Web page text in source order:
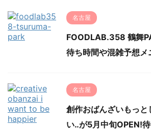
名古屋
FOODLAB.358 鶴舞
待ち時間や混雑予想メ
名古屋
創作おばんざいもっと
い‥が5月中旬OPEN!